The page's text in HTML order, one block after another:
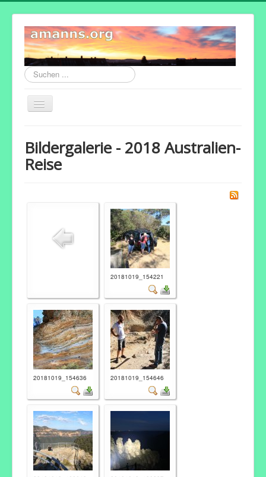
Suchen
...
Navigation
an/aus
Albblick
Bildergalerie
Bildergalerie - 2018 Australien-
Reise
20181019_154221
20181019_154636 20181019_154646